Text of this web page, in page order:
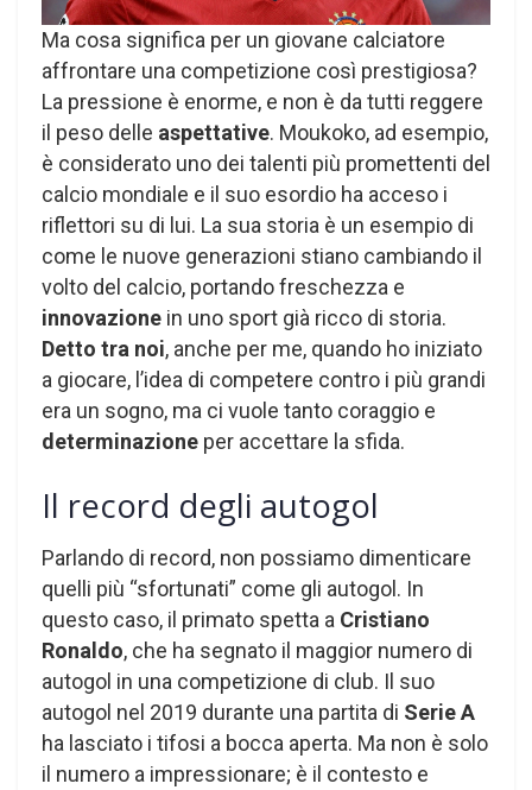
Ma cosa significa per un giovane calciatore
affrontare una competizione così prestigiosa?
La pressione è enorme, e non è da tutti reggere
il peso delle aspettative. Moukoko, ad esempio,
è considerato uno dei talenti più promettenti del
calcio mondiale e il suo esordio ha acceso i
riflettori su di lui. La sua storia è un esempio di
come le nuove generazioni stiano cambiando il
volto del calcio, portando freschezza e
innovazione in uno sport già ricco di storia.
Detto tra noi, anche per me, quando ho iniziato
a giocare, l’idea di competere contro i più grandi
era un sogno, ma ci vuole tanto coraggio e
determinazione per accettare la sfida.
Il record degli autogol
Parlando di record, non possiamo dimenticare
quelli più “sfortunati” come gli autogol. In
questo caso, il primato spetta a Cristiano
Ronaldo, che ha segnato il maggior numero di
autogol in una competizione di club. Il suo
autogol nel 2019 durante una partita di Serie A
ha lasciato i tifosi a bocca aperta. Ma non è solo
il numero a impressionare; è il contesto e